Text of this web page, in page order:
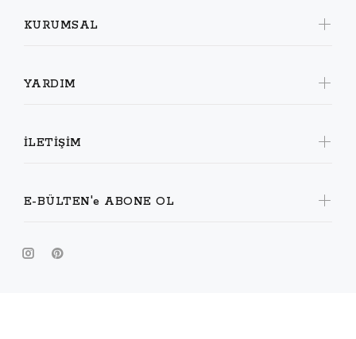
KURUMSAL
YARDIM
İLETİŞİM
E-BÜLTEN'e ABONE OL